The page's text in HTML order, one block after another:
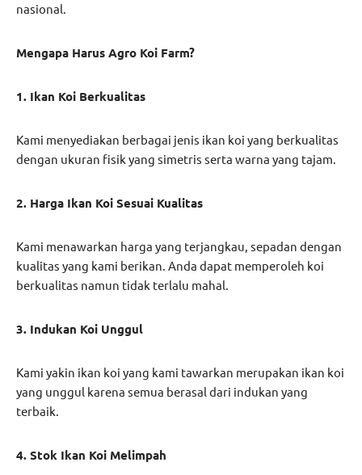
nasional.
Mengapa Harus Agro Koi Farm?
1. Ikan Koi Berkualitas
Kami menyediakan berbagai jenis ikan koi yang berkualitas
dengan ukuran fisik yang simetris serta warna yang tajam.
2. Harga Ikan Koi Sesuai Kualitas
Kami menawarkan harga yang terjangkau, sepadan dengan
kualitas yang kami berikan. Anda dapat memperoleh koi
berkualitas namun tidak terlalu mahal.
3. Indukan Koi Unggul
Kami yakin ikan koi yang kami tawarkan merupakan ikan koi
yang unggul karena semua berasal dari indukan yang
terbaik.
4. Stok Ikan Koi Melimpah